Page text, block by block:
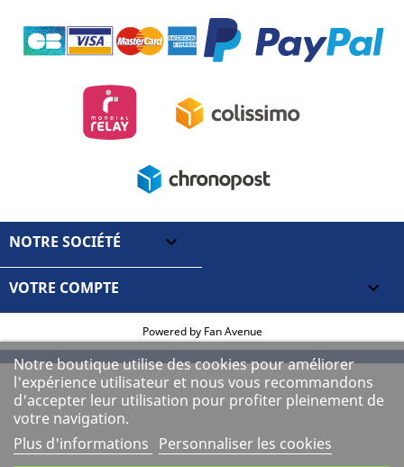
NOTRE SOCIÉTÉ 
VOTRE COMPTE 
Notre boutique utilise des cookies pour améliorer
l'expérience utilisateur et nous vous recommandons
d'accepter leur utilisation pour profiter pleinement de
votre navigation.
Plus d'informations Personnaliser les cookies
Powered by Fan Avenue